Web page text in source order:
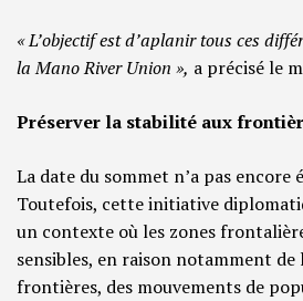
« L’objectif est d’aplanir tous ces
la Mano River Union », a précisé le
Préserver la stabilité aux
La date du sommet n’a pas encore
Toutefois, cette initiative
un contexte où les zones
sensibles, en raison notamment de
frontières, des mouvements de